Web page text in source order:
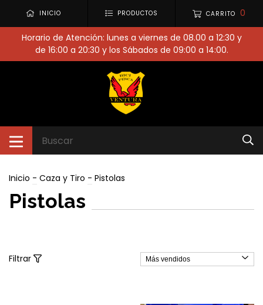
INICIO PRODUCTOS CARRITO 0
Horario de Atención: lunes a viernes de 08.00 a 12:30 y
de 16:00 a 20:30 y los Sábados de 09:00 a 14:00.
Inicio - Caza y Tiro - Pistolas
Pistolas
Filtrar